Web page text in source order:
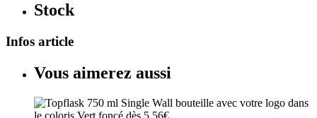
Stock
Infos article
Vous aimerez aussi